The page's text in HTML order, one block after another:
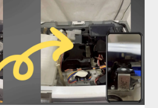
す。
る救出作業だけでなく、同時
洗濯機分解クリーニングをお
るなら、乾燥経路のホコリや
。